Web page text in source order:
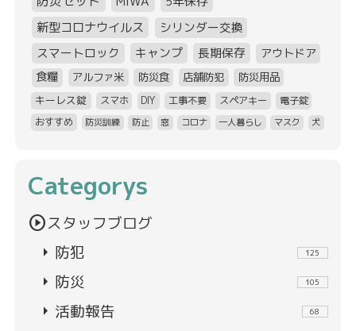
新型コロナウイルス
シリンダー交換
スマートロック
キャンプ 長期保存
アウトドア
食糧
アルファ米 防災食 店舗防犯 防災用品
キーレス錠 スマホ DIY 工事不要 スペアキー
電子錠
おすすめ
防災訓練 防止 窓 コロナ 一人暮らし マスク 犬
Categorys
play_circleスタッフブログ
arrow_right 防犯 125
arrow_right 防災 105
arrow_right 活動報告 68